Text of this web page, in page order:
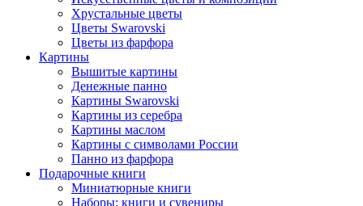
Хрустальные цветы
Цветы Swarovski
Цветы из фарфора
Картины
Вышитые картины
Денежные панно
Картины Swarovski
Картины из серебра
Картины маслом
Картины с символами России
Панно из фарфора
Подарочные книги
Миниатюрные книги
Наборы: книги и сувениры